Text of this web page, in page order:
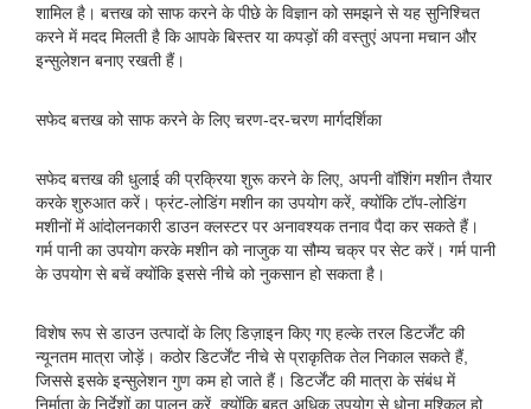
शामिल है। बत्तख को साफ करने के पीछे के विज्ञान को समझने से यह सुनिश्चित
करने में मदद मिलती है कि आपके बिस्तर या कपड़ों की वस्तुएं अपना मचान और
इन्सुलेशन बनाए रखती हैं।
सफेद बत्तख को साफ करने के लिए चरण-दर-चरण मार्गदर्शिका
सफेद बत्तख की धुलाई की प्रक्रिया शुरू करने के लिए, अपनी वॉशिंग मशीन तैयार
करके शुरुआत करें। फ्रंट-लोडिंग मशीन का उपयोग करें, क्योंकि टॉप-लोडिंग
मशीनों में आंदोलनकारी डाउन क्लस्टर पर अनावश्यक तनाव पैदा कर सकते हैं।
गर्म पानी का उपयोग करके मशीन को नाजुक या सौम्य चक्र पर सेट करें। गर्म पानी
के उपयोग से बचें क्योंकि इससे नीचे को नुकसान हो सकता है।
विशेष रूप से डाउन उत्पादों के लिए डिज़ाइन किए गए हल्के तरल डिटर्जेंट की
न्यूनतम मात्रा जोड़ें। कठोर डिटर्जेंट नीचे से प्राकृतिक तेल निकाल सकते हैं,
जिससे इसके इन्सुलेशन गुण कम हो जाते हैं। डिटर्जेंट की मात्रा के संबंध में
निर्माता के निर्देशों का पालन करें, क्योंकि बहुत अधिक उपयोग से धोना मुश्किल हो